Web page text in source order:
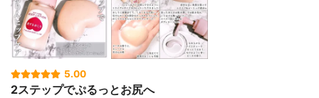
5.00
2ステップでぷるっとお尻へ